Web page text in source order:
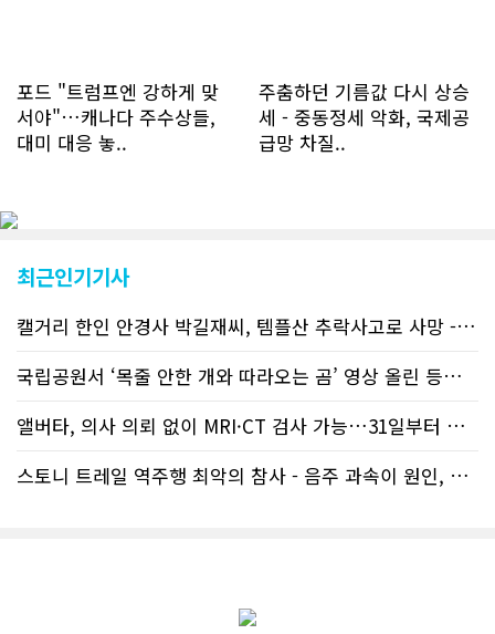
에는 크게 늘어 하루 평균 11명에 달해
60% 증가했는데 (년간 4천명) 신규 가
입자의 절반 정도는 타주에서 이주를 검
토하고 있거나 갓 이주한 회원들로 나타
등재가 지연되곤 했으나 동포사회의 뜨
신기사를 매일 웹에 올리는 것으로 정책
을 변경했다. 이에 따라 독자들은 CN드
림 사이트 방문을 통해 매일 따끈따끈한
캐나다 전국 뉴스와 앨버타주 지역 최신
지는 뜨거운 성원에 보답고저 최근 웹 사
는 방향으로 추진 중에 있다. (편집부)참
포드 "트럼프엔 강하게 맞
서야"…캐나다 주수상들,
대미 대응 놓..
주춤하던 기름값 다시 상승
세 - 중동정세 악화, 국제공
급망 차질..
최근인기기사
캘거리 한인 안경사 박길재씨, 템플산 추락사고로 사망 - 헬기 구조..
국립공원서 ‘목줄 안한 개와 따라오는 곰’ 영상 올린 등산객 기소돼
앨버타, 의사 의뢰 없이 MRI·CT 검사 가능…31일부터 자비 부..
스토니 트레일 역주행 최악의 참사 - 음주 과속이 원인, 4명 사망..